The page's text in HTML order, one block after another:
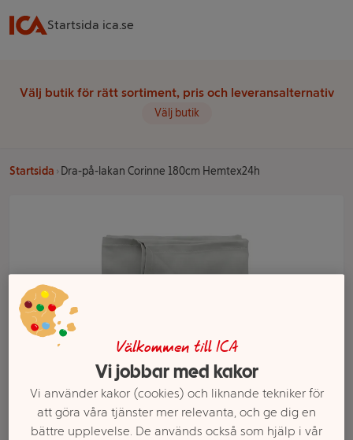
Startsida ica.se
Välj butik för rätt sortiment, pris och leveransalternativ
Välj butik
Startsida Dra-på-lakan Corinne 180cm Hemtex24h
Välkommen till ICA
Vi jobbar med kakor
Vi använder kakor (cookies) och liknande tekniker för
att göra våra tjänster mer relevanta, och ge dig en
bättre upplevelse. De används också som hjälp i vår